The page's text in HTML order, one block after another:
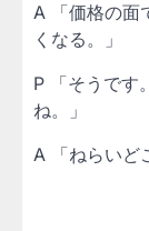
A 「価格の面
くなる。」
P 「そうです
ね。」
A 「ねらいど